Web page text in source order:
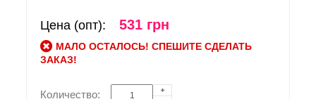
Цена (опт): 531 грн
МАЛО ОСТАЛОСЬ! СПЕШИТЕ СДЕЛАТЬ
ЗАКАЗ!
Количество: